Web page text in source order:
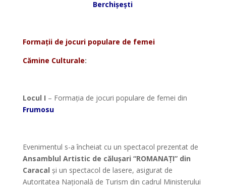
Berchișești
Formații de jocuri populare de femei
Cămine Culturale:
Locul I – Formația de jocuri populare de femei din
Frumosu
Evenimentul s-a încheiat cu un spectacol prezentat de
Ansamblul Artistic de călușari “ROMANAȚI” din
Caracal și un spectacol de lasere, asigurat de
Autoritatea Națională de Turism din cadrul Ministerului